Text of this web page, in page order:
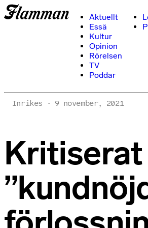
Aktuellt
Essä
Kultur
Opinion
Rörelsen
TV
Poddar
Inrikes 9 november, 2021